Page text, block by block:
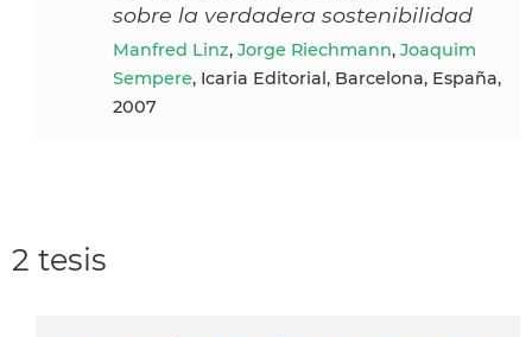
sobre la verdadera sostenibilidad
Manfred Linz, Jorge Riechmann, Joaquim
Sempere, Icaria Editorial, Barcelona, España,
2007
2 tesis